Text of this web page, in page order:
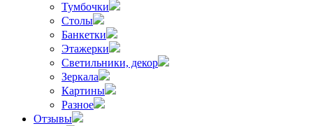
Тумбочки
Столы
Банкетки
Этажерки
Светильники, декор
Зеркала
Картины
Разное
Отзывы